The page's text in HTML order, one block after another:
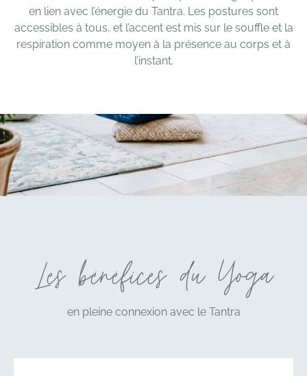
en lien avec l’énergie du Tantra. Les postures sont
accessibles à tous, et l’accent est mis sur le souffle et la
respiration comme moyen à la présence au corps et à
l’instant.
Les bénéfices du Yoga
en pleine connexionavec le Tantra